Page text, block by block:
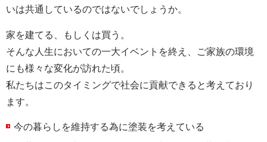
いは共通しているのではないでしょうか。
家を建てる、もしくは買う。
そんな人生においての一大イベントを終え、ご家族の環境
にも様々な変化が訪れた頃。
私たちはこのタイミングで社会に貢献できると考えており
ます。
今の暮らしを維持する為に塗装を考えている